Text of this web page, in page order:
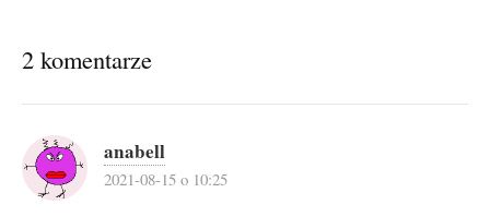
2 komentarze
anabell
2021-08-15 o 10:25